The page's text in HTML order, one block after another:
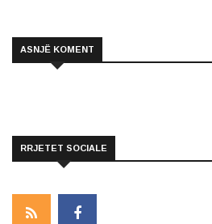
ASNJË KOMENT
RRJETET SOCIALE